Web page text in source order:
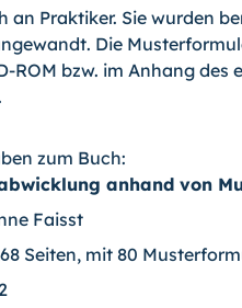
an Praktiker. Sie wurden
Die
ROM bzw. im Anhang des
zum Buch:
anhand von
Faisst
Seiten, mit 80